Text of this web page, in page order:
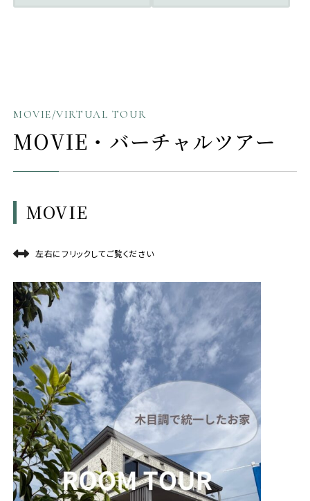
MOVIE/VIRTUAL TOUR
MOVIE・バーチャルツアー
MOVIE
左右にフリックしてご覧ください